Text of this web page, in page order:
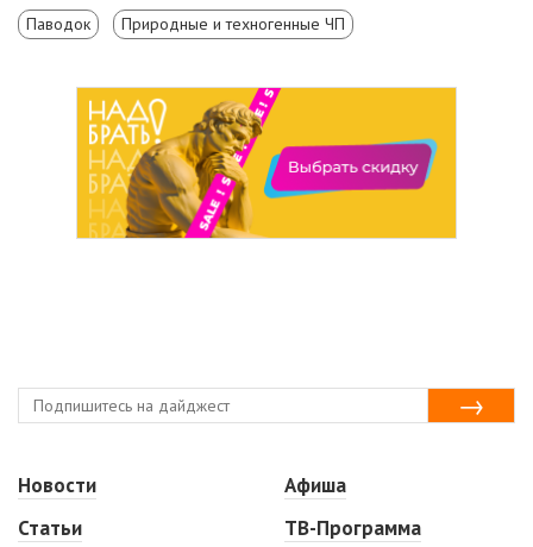
Паводок Природные и техногенные ЧП
Новости
Статьи
Афиша
ТВ-Программа